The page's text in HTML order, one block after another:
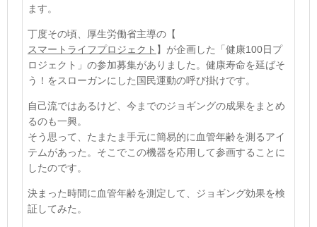
ます。
丁度その頃、厚生労働省主導の【
スマートライフプロジェクト 】が企画した「健康100日プ
ロジェクト」の参加募集がありました。健康寿命を延ばそ
う！をスローガンにした国民運動の呼び掛けです。
自己流ではあるけど、今までのジョギングの成果をまとめ
るのも一興。
そう思って、たまたま手元に簡易的に血管年齢を測るアイ
テムがあった。そこでこの機器を応用して参画することに
したのです。
決まった時間に血管年齢を測定して、ジョギング効果を検
証してみた。